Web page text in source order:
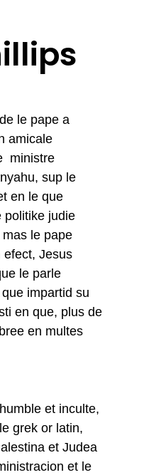
le pape a
amicale
ministre
sup le
en le que
politike judie
le pape
efect, Jesus
le parle
impartid su
en que, plus de
en multes
et inculte,
grek or latin,
et Judea
et le